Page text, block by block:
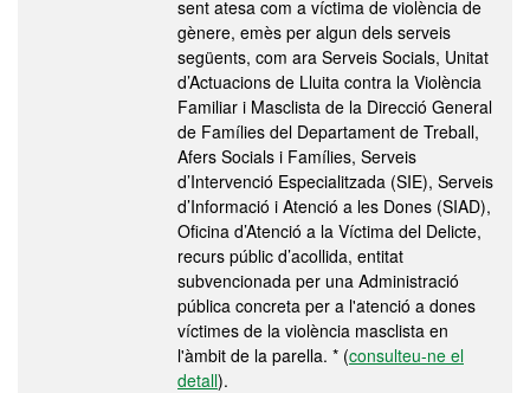
sent atesa com a víctima de violència de
gènere, emès per algun dels serveis
següents, com ara Serveis Socials, Unitat
d’Actuacions de Lluita contra la Violència
Familiar i Masclista de la Direcció General
de Famílies del Departament de Treball,
Afers Socials i Famílies, Serveis
d’Intervenció Especialitzada (SIE), Serveis
d’Informació i Atenció a les Dones (SIAD),
Oficina d’Atenció a la Víctima del Delicte,
recurs públic d’acollida, entitat
subvencionada per una Administració
pública concreta per a l'atenció a dones
víctimes de la violència masclista en
l'àmbit de la parella. * (consulteu-ne el
detall).